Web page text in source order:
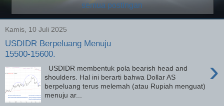
semua postingan
Kamis, 10 Juli 2025
USDIDR Berpeluang Menuju
15500-15600.
›
USDIDR membentuk pola bearish head and
shoulders. Hal ini berarti bahwa Dollar AS
berpeluang terus melemah (atau Rupiah menguat)
menuju ar...